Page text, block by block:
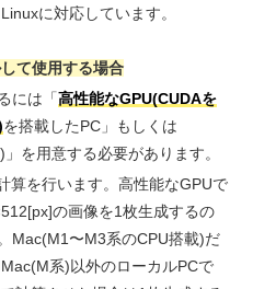
に対応しています。
て使用する場合
には「高性能なGPU(CUDAを
を搭載したPC」もしくは
を用意する必要があります。
算を行います。高性能なGPUで
の画像を1枚生成するの
Mac(M1〜M3系のCPU搭載)だ
系)以外のローカルPCで